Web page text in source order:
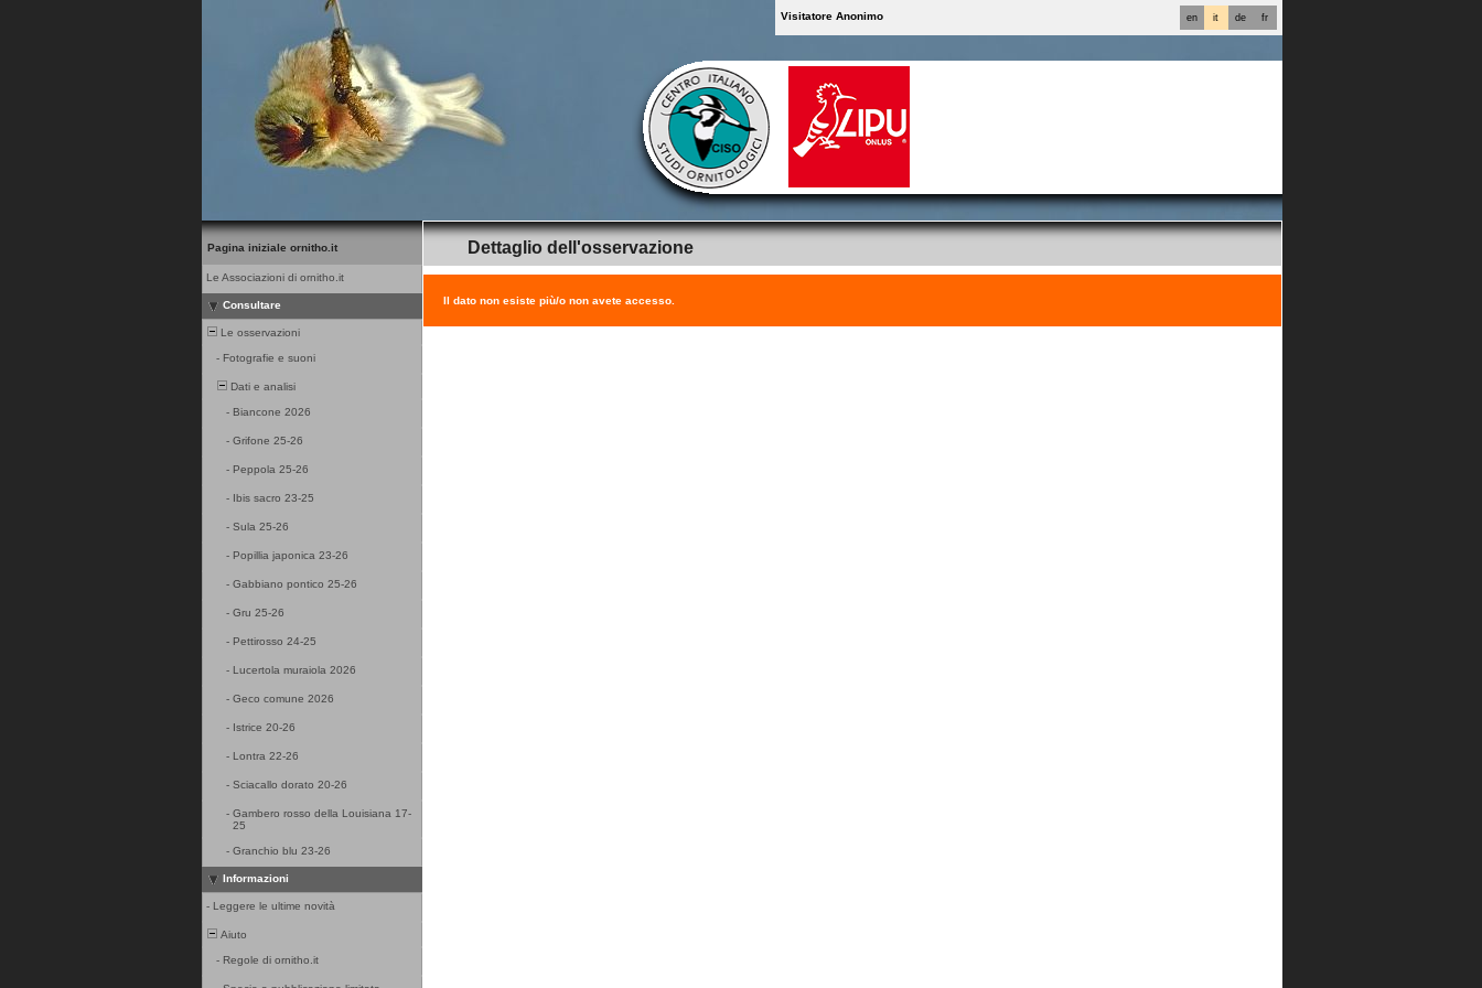
fr
de
it
en
Visitatore Anonimo
Pagina iniziale ornitho.it
Le Associazioni di ornitho.it
Consultare
Le osservazioni
- Fotografie e suoni
Dati e analisi
- Biancone 2026
- Grifone 25-26
- Peppola 25-26
- Ibis sacro 23-25
- Sula 25-26
- Popillia japonica 23-26
- Gabbiano pontico 25-26
- Gru 25-26
- Pettirosso 24-25
- Lucertola muraiola 2026
- Geco comune 2026
- Istrice 20-26
- Lontra 22-26
- Sciacallo dorato 20-26
- Gambero rosso della Louisiana 17-
25
- Granchio blu 23-26
Informazioni
- Leggere le ultime novità
Aiuto
- Regole di ornitho.it
Dettaglio dell'osservazione
Il dato non esiste più/o non avete accesso.